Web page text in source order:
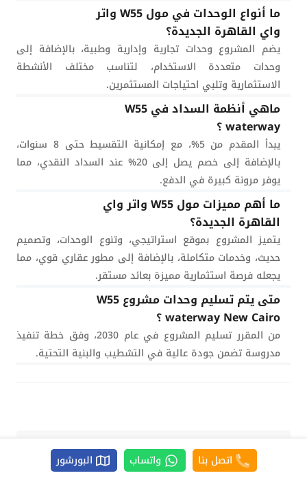
ما أنواع الوحدات في مول W55 واتر
واي القاهرة الجديدة؟
يضم المشروع وحدات تجارية وإدارية وطبية، بالإضافة إلى
وحدات متعددة الاستخدام، لتناسب مختلف الأنشطة
الاستثمارية وتلبي احتياجات المستثمرين.
ماهي أنظمة السداد في W55
waterway ؟
يبدأ المقدم من 5%، مع إمكانية التقسيط حتى 8 سنوات،
بالإضافة إلى خصم يصل إلى 20% عند السداد النقدي، مما
يوفر مرونة كبيرة في الدفع.
ما أهم مميزات مول W55 واتر واي
القاهرة الجديدة؟
يتميز المشروع بموقع استراتيجي، وتنوع الوحدات، وتصميم
حديث، وخدمات متكاملة، بالإضافة إلى مطور عقاري قوي، مما
يجعله فرصة استثمارية مميزة بعائد مستقر.
متى يتم تسليم وحدات مشروع W55
waterway New Cairo ؟
من المقرر تسليم المشروع في عام 2030، وفق خطة تنفيذ
مدروسة تضمن جودة عالية في التشطيب والبنية التحتية.
تابعنا علي اتصل بنا واتساب البورشور